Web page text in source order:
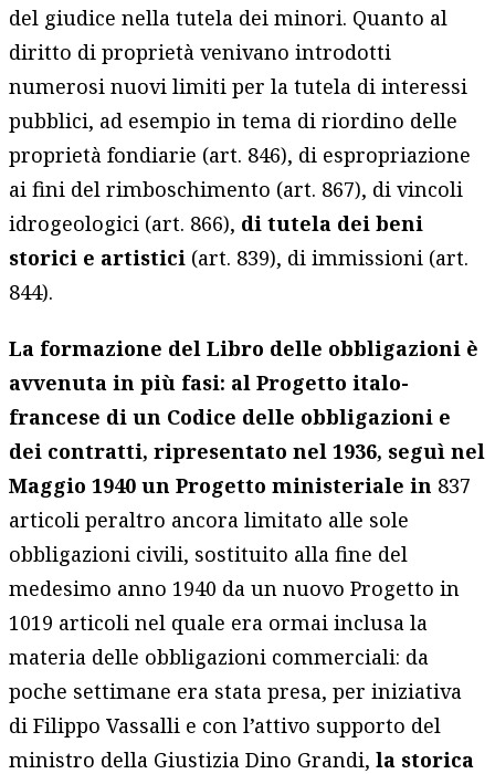
del giudice nella tutela dei minori. Quanto al
diritto di proprietà venivano introdotti
numerosi nuovi limiti per la tutela di interessi
pubblici, ad esempio in tema di riordino delle
proprietà fondiarie (art. 846), di espropriazione
ai fini del rimboschimento (art. 867), di vincoli
idrogeologici (art. 866), di tutela dei beni
storici e artistici (art. 839), di immissioni (art.
844).
La formazione del Libro delle obbligazioni è
avvenuta in più fasi: al Progetto italo-
francese di un Codice delle obbligazioni e
dei contratti, ripresentato nel 1936, seguì nel
Maggio 1940 un Progetto ministeriale in 837
articoli peraltro ancora limitato alle sole
obbligazioni civili, sostituito alla fine del
medesimo anno 1940 da un nuovo Progetto in
1019 articoli nel quale era ormai inclusa la
materia delle obbligazioni commerciali: da
poche settimane era stata presa, per iniziativa
di Filippo Vassalli e con l’attivo supporto del
ministro della Giustizia Dino Grandi,la storica